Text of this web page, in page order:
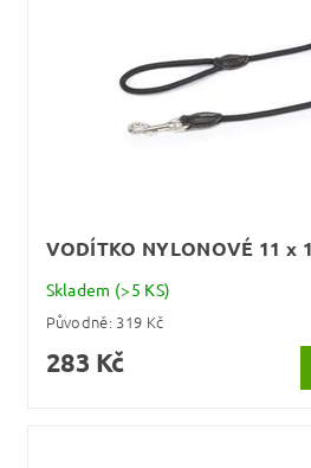
VODÍTKO NYLONOVÉ 11 x
Skladem (>5 KS)
Původně: 319 Kč
283 Kč